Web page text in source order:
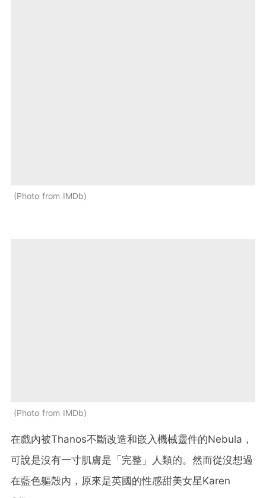
Photo from IMDb
Photo from IMDb
在戲內被Thanos不斷改造和嵌入機械靈件的Nebula，
可說是沒有一寸肌膚是「完整」人類的。然而從沒想過
在藍色軀殼內，原來是英國的性感甜美女星Karen